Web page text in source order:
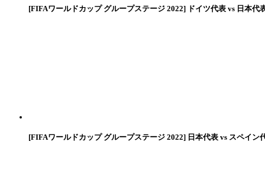
[FIFAワールドカップ グループステージ 2022] ドイツ代表 vs 日本代
[FIFAワールドカップ グループステージ 2022] 日本代表 vs スペイン